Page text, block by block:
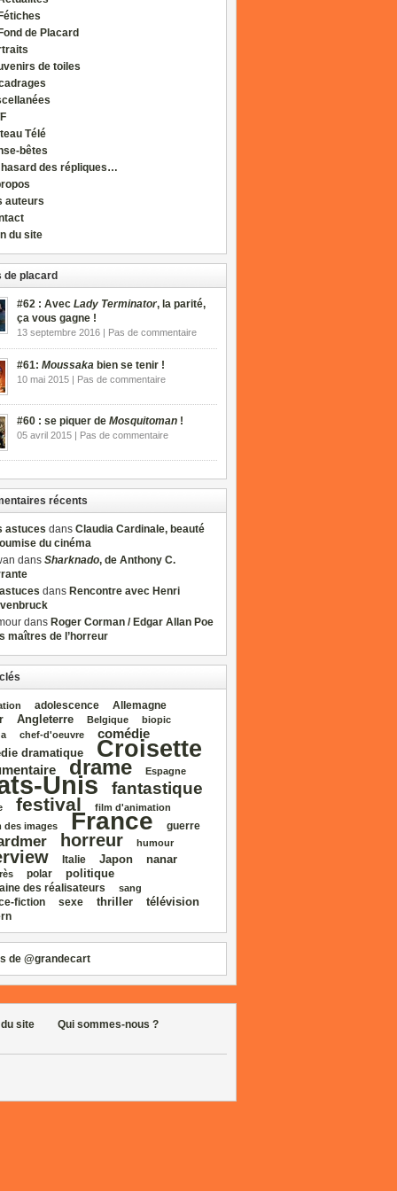
de Placard
de toiles
Télé
bêtes
des répliques…
auteurs
du site
de placard
#62 : Avec Lady Terminator, la parité,
ça vous gagne !
13 septembre 2016 | Pas de commentaire
#61: Moussaka bien se tenir !
10 mai 2015 | Pas de commentaire
#60 : se piquer de Mosquitoman !
05 avril 2015 | Pas de commentaire
récents
astuces dans Claudia Cardinale, beauté
du cinéma
dans Sharknado, de Anthony C.
dans Rencontre avec Henri
dans Roger Corman / Edgar Allan Poe
maîtres de l’horreur
adolescence Allemagne
Angleterre Belgique
biopic
chef‑d'oeuvre comédie
dramatique Croisette
drame Espagne
fantastique
festival
film d'animation
des images
France guerre
horreur humour
Italie Japon nanar
polar politique
des réalisateurs sang
sexe thriller télévision
de @grandecart
site Qui sommes-nous ?